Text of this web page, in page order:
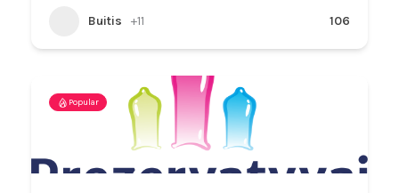
Buitis +11 106
Popular